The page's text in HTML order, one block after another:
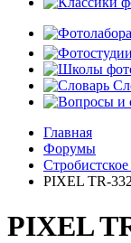
Главная
Форумы
PIXEL TR-
PIXEL